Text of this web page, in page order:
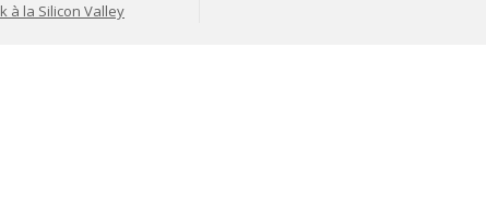
à la Silicon Valley